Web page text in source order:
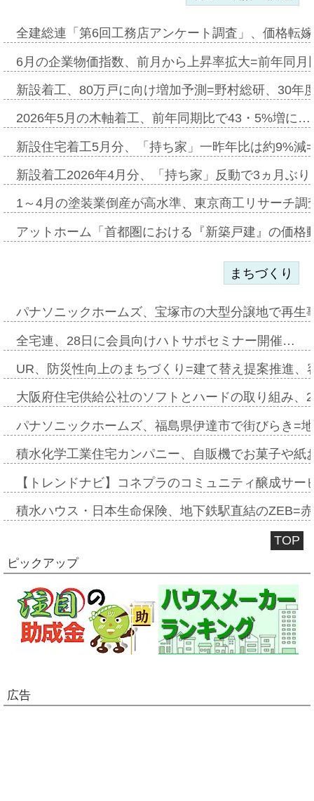
全建総連「第6回工務店アンケート調査」、価格転
6月の企業物価指数、前月から上昇率拡大=前年同
新設着工、80万戸に向け増加予測=野村総研、30年
2026年5月の木軸着工、前年同期比で43・5%増に…
新設住宅着工5月分、「持ち家」一昨年比は約9%
新設着工2026年4月分、「持ち家」反動で3ヵ月ぶ
1～4月の塗装業倒産が高水準、東京商工リサーチ
アットホーム「首都圏における『新築戸建』の価
まちづくり
パナソニックホームズ、宝塚市の大型分譲地で再
全宅連、28日に会員向けハトサポセミナー開催…
UR、防災性向上のまちづくり=建て替え提案推進
大阪府住宅供給公社のソフトとハードの取り組み
パナソニックホームズ、福島県伊達市で街びらき=
積水化学工業住宅カンパニー、自販機でお菓子や
【トレンドナビ】コネプラのコミュニティ醸成サ
積水ハウス・日本生命保険、地下鉄駅直結のZEB=
TOP
ピックアップ
広告